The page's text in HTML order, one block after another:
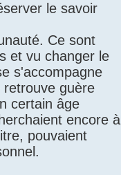
le savoir
Ce sont
et vu changer le
s'accompagne
guère
certain âge
encore à
pouvaient